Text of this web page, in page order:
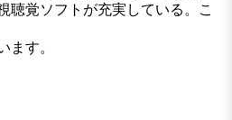
聴覚ソフトが充実している。こ
ます。